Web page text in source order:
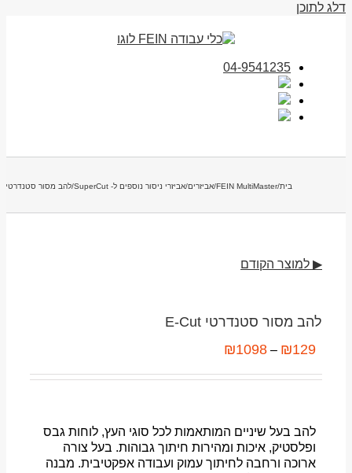
דלג לתוכן
04-9541235
בית/
FEIN MultiMaster
/אביזרים/אביזרי ניסור נוספים ל- SuperCut /להב מסור סטנדרטי E-Cut
▶ למוצר הקודם
להב מסור סטנדרטי E-Cut
₪129
–
₪1098
להב בעל שיניים המותאמות לכל סוגי העץ, לוחות גבס
ופלסטיק, איכות ומהירות חיתוך גבוהות. בעל צורה
ארוכה ורחבה לחיתוך עמוק ועבודה אפקטיבית. מבנה